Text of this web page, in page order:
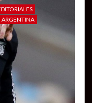
ARGENTINA